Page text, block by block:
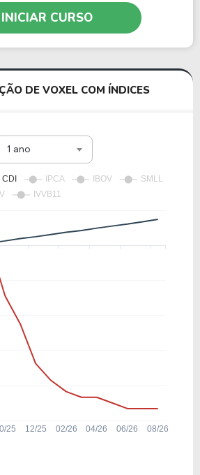
INICIAR CURSO
DE VOXEL COM ÍNDICES
1 ano